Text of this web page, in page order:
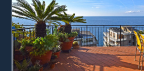
dalla pista ciclabile e dalle